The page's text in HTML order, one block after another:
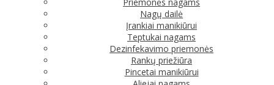
Nagų dailė
Įrankiai manikiūrui
Teptukai nagams
Dezinfekavimo priemonės
Rankų priežiūra
Pincetai manikiūrui